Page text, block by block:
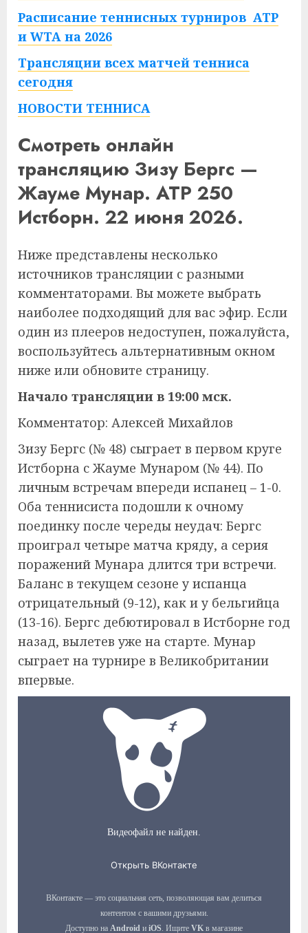
Расписание теннисных турниров ATP
и WTA на 2026
Трансляции всех матчей тенниса
сегодня
НОВОСТИ ТЕННИСА
Смотреть онлайн
трансляцию Зизу Бергс —
Жауме Мунар. ATP 250
Истборн. 22 июня 2026.
Ниже представлены несколько
источников трансляции с разными
комментаторами. Вы можете выбрать
наиболее подходящий для вас эфир. Если
один из плееров недоступен, пожалуйста,
воспользуйтесь альтернативным окном
ниже или обновите страницу.
Начало трансляции в 19:00 мск.
Комментатор: Алексей Михайлов
Зизу Бергс (№ 48) сыграет в первом круге
Истборна с Жауме Мунаром (№ 44). По
личным встречам впереди испанец – 1-0.
Оба теннисиста подошли к очному
поединку после череды неудач: Бергс
проиграл четыре матча кряду, а серия
поражений Мунара длится три встречи.
Баланс в текущем сезоне у испанца
отрицательный (9-12), как и у бельгийца
(13-16). Бергс дебютировал в Истборне год
назад, вылетев уже на старте. Мунар
сыграет на турнире в Великобритании
впервые.